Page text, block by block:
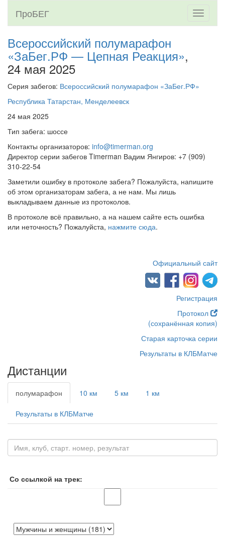
Toggle
ПроБЕГ
Всероссийский полумарафон
«ЗаБег.РФ — Цепная Реакция»,
24 мая 2025
Серия забегов: Всероссийский полумарафон «ЗаБег.РФ»
Республика Татарстан, Менделеевск
24 мая 2025
Тип забега: шоссе
Контакты организаторов: info@timerman.org
Директор серии забегов Timerman Вадим Янгиров: +7 (909)
310-22-54
Заметили ошибку в протоколе забега? Пожалуйста, напишите
об этом организаторам забега, а не нам. Мы лишь
выкладываем данные из протоколов.
В протоколе всё правильно, а на нашем сайте есть ошибка
или неточность? Пожалуйста, нажмите сюда.
Официальный сайт
Регистрация
Протокол
(сохранённая копия)
Старая карточка серии
Результаты в КЛБМатче
Дистанции
полумарафон 10 км 5 км 1 км
Результаты в КЛБМатче
Со ссылкой на трек: